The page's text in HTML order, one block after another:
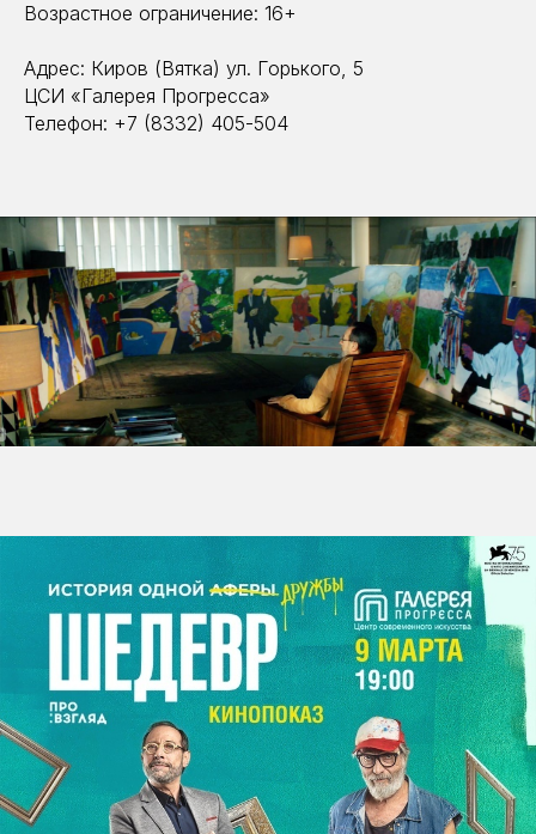
Возрастное ограничение: 16+
Адрес: Киров (Вятка) ул. Горького, 5
ЦСИ «Галерея Прогресса»
Телефон: +7 (8332) 405-504